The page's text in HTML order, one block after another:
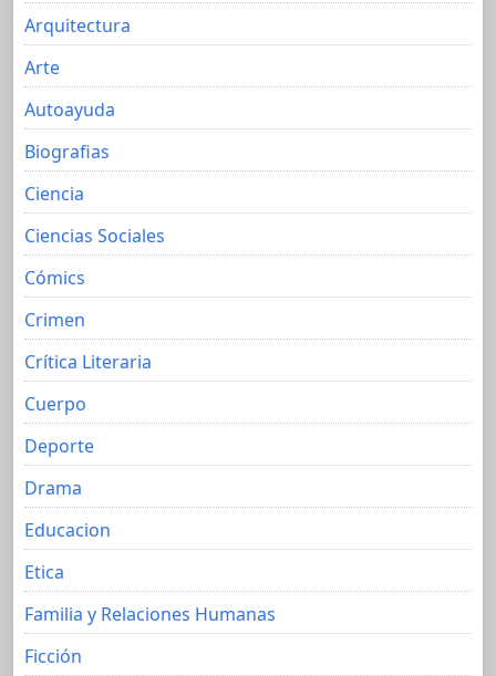
Arquitectura
Arte
Autoayuda
Biografias
Ciencia
Ciencias Sociales
Cómics
Crimen
Crítica Literaria
Cuerpo
Deporte
Drama
Educacion
Etica
Familia y Relaciones Humanas
Ficción